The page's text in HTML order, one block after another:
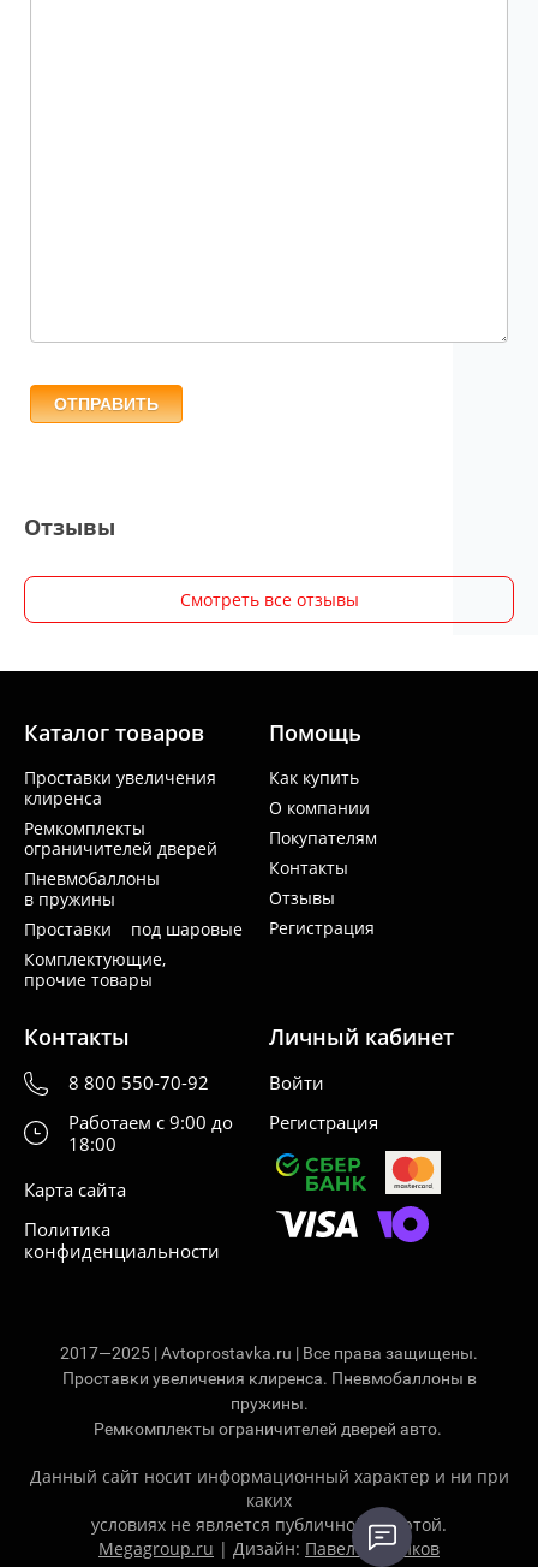
ОТПРАВИТЬ
Отзывы
Смотреть все отзывы
Каталог товаров
Проставки увеличения
клиренса
Ремкомплекты
ограничителей дверей
Пневмобаллоны
в пружины
Проставки под шаровые
Комплектующие,
прочие товары
Помощь
Как купить
О компании
Покупателям
Контакты
Отзывы
Регистрация
Контакты
8 800 550-70-92
Работаем с 9:00 до
18:00
Карта сайта
Политика
конфиденциальности
Личный кабинет
Войти
Регистрация
2017—2025 | Avtoprostavka.ru | Все права защищены.
Проставки увеличения клиренса. Пневмобаллоны в
пружины.
Ремкомплекты ограничителей дверей авто.
Данный сайт носит информационный характер и ни при
каких
условиях не является публичной офертой.
Megagroup.ru | Дизайн: Павел Ситников